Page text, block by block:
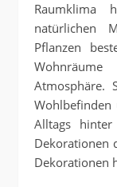
Raumklima
natürlichen
Pflanzen
Atmosphäre.
Alltags
Dekorationen
Dekorationen